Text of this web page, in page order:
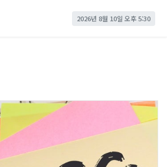
2026년 8월 10일 오후 5:30